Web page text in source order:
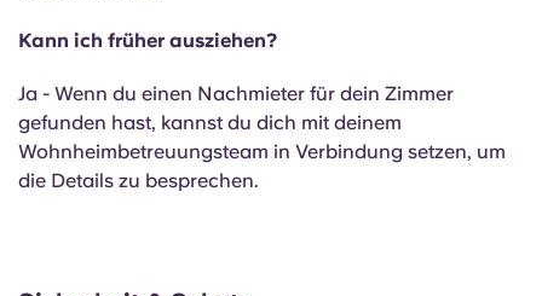
Kann ich früher ausziehen?
Ja - Wenn du einen Nachmieter für dein Zimmer
gefunden hast, kannst du dich mit deinem
Wohnheimbetreuungsteam in Verbindung setzen, um
die Details zu besprechen.